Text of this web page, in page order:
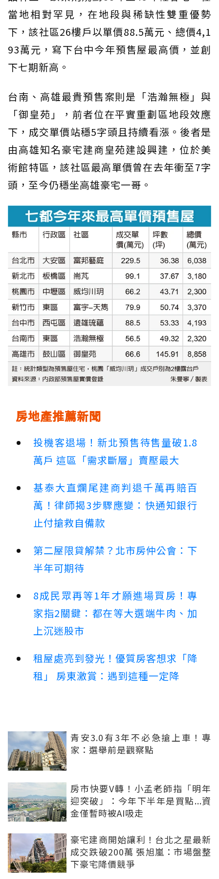
當地相對罕見，在地段與稀缺性雙重優勢
下，該社區26樓戶以單價88.5萬元、總價4,1
93萬元，寫下台中今年預售屋最高價，並創
下七期新高。
台南、高雄最貴預售案則是「浩瀚無極」與
「御皇苑」，前者位在平實重劃區地段效應
下，成交單價站穩5字頭且持續看漲。後者是
由高雄知名豪宅建商皇苑建設興建，位於美
術館特區，該社區最高單價曾在去年衝至7字
頭，至今仍穩坐高雄豪宅一哥。
房地產推薦新聞
投機客退場！新北預售待售量破1.8
萬戶 這區「需求斷層」賣壓最大
基泰大直爛尾建商判退千萬再賠百
萬！律師揭3步驟應變：快通知銀行
止付搶救自備款
第二屋限貸解禁？北市房仲公會：下
半年可期待
8成民眾再等1年才願進場買房！專
家指2關鍵：都在等大選端牛肉、加
上沉迷股市
租屋處亮到發光！優質房客想求「降
租」 房東激賞：遇到這種一定降
青安3.0有3年不必急搶上車！專
家：選舉前是觀察點
房市快要V轉！小孟老師指「明年
迎突破」：今年下半年是買點...資
金僅暫時被AI吸走
豪宅建商開始讓利！台北之星最新
成交跌破200萬 張旭嵐：市場盤整
下豪宅降價競爭